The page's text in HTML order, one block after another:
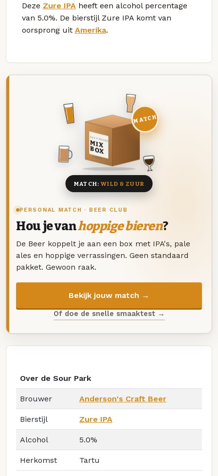
Deze Zure IPA heeft een alcohol percentage
van 5.0%. De bierstijl Zure IPA komt van
oorsprong uit Amerika.
PERSONAL MATCH · BEER CLUB
Hou je vanhoppige bieren?
De Beer koppelt je aan een box met IPA's, pale
ales en hoppige verrassingen. Geen standaard
pakket. Gewoon raak.
Bekijk jouw match →
Of doe de snelle smaaktest →
DEZE MAAND
MIX
BOX
8 BIEREN
MATCH
MATCH:WILD & ZUUR
Over de Sour Park
Brouwer Anderson's Craft Beer
Bierstijl Zure IPA
Alcohol 5.0%
Herkomst Tartu